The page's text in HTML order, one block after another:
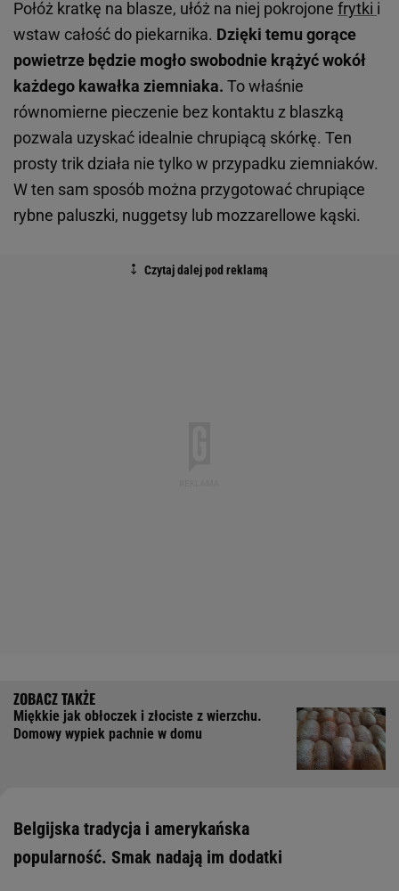
Połóż kratkę na blasze, ułóż na niej pokrojone frytki i
wstaw całość do piekarnika. Dzięki temu gorące
powietrze będzie mogło swobodnie krążyć wokół
każdego kawałka ziemniaka. To właśnie
równomierne pieczenie bez kontaktu z blaszką
pozwala uzyskać idealnie chrupiącą skórkę. Ten
prosty trik działa nie tylko w przypadku ziemniaków.
W ten sam sposób można przygotować chrupiące
rybne paluszki, nuggetsy lub mozzarellowe kąski.
Miękkie jak obłoczek i złociste z wierzchu.
Domowy wypiek pachnie w domu
Belgijska tradycja i amerykańska
popularność. Smak nadają im dodatki